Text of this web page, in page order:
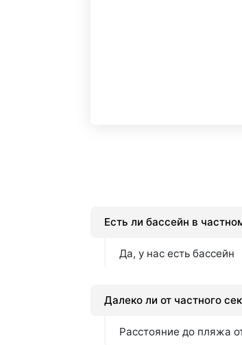
Есть ли бассейн в
Да, у нас есть бассейн
Далеко ли от частного
Расстояние до пляжа